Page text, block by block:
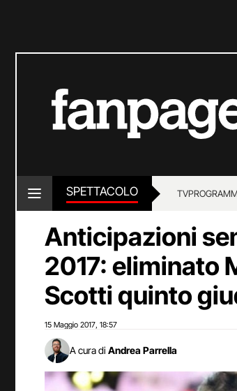
SPETTACOLO TV
Anticipazioni
2017: eliminato
Scotti quinto
15 Maggio 2017 18:57
A cura di Andrea Parrella